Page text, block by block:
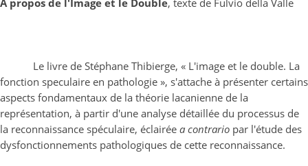
Le livre de Stéphane Thibierge, « L'image et le double. La
fonction speculaire en pathologie », s'attache à présenter certains
aspects fondamentaux de la théorie lacanienne de la
représentation, à partir d'une analyse détaillée du processus de
la reconnaissance spéculaire, éclairéea contrario par l'étude des
dysfonctionnements pathologiques de cette reconnaissance.